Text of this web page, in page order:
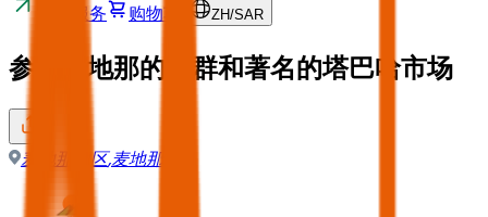
接送服务 购物车 ZH/SAR
参观麦地那的井群和著名的塔巴哈市场
麦地那地区,麦地那